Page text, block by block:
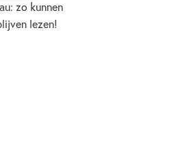
zo kunnen
lezen!